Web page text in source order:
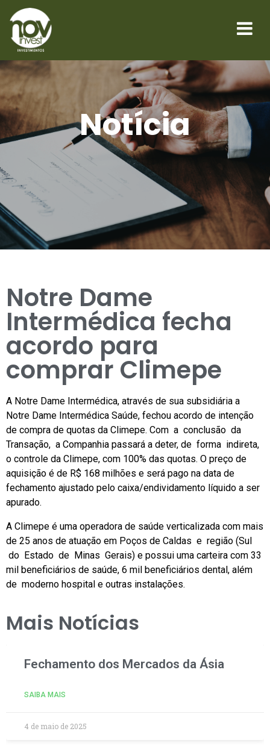
Notícia
Notre Dame
Intermédica fecha
acordo para
comprar Climepe
A Notre Dame Intermédica, através de sua subsidiária a
Notre Dame Intermédica Saúde, fechou acordo de intenção
de compra de quotas da Climepe. Com a conclusão da
Transação, a Companhia passará a deter, de forma indireta,
o controle da Climepe, com 100% das quotas. O preço de
aquisição é de R$ 168 milhões e será pago na data de
fechamento ajustado pelo caixa/endividamento líquido a ser
apurado.
A Climepe é uma operadora de saúde verticalizada com mais
de 25 anos de atuação em Poços de Caldas e região (Sul
do Estado de Minas Gerais) e possui uma carteira com 33
mil beneficiários de saúde, 6 mil beneficiários dental, além
de moderno hospital e outras instalações.
Mais Notícias
Fechamento dos Mercados da Ásia
SAIBA MAIS
4 de maio de 2025